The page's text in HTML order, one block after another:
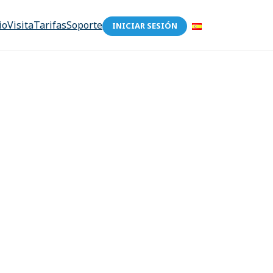
VisitaTarifasSoporte INICIAR SESIÓN